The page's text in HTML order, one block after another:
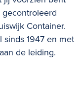
Container.
1947 en met
de leiding.